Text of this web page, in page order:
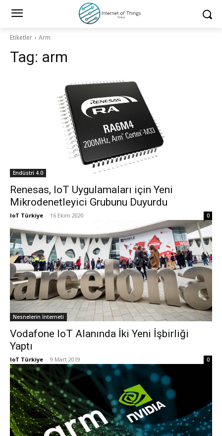
Etiketler Arm
Tag: arm
Endüstri 4.0
Renesas, IoT Uygulamaları için Yeni
Mikrodenetleyici Grubunu Duyurdu
IoT Türkiye - 16 Ekim 2020 0
Nesnelerin İnterneti
Vodafone IoT Alanında İki Yeni İşbirliği
Yaptı
IoT Türkiye - 9 Mart 2019 0